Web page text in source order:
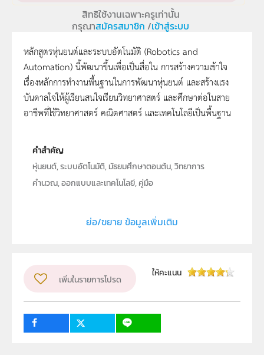
สิทธิใช้งานเฉพาะครูเท่านั้น
กรุณาสมัครสมาชิก /เข้าสู่ระบบ
หลักสูตรหุ่นยนต์และระบบอัตโนมัติ (Robotics and
Automation) นี้พัฒนาขึ้นเพื่อเป็นสื่อใน การสร้างความเข้าใจ
เรื่องหลักการทำงานพื้นฐานในการพัฒนาหุ่นยนต์ และสร้างแรง
บันดาลใจให้ผู้เรียนสนใจเรียนวิทยาศาสตร์ และศึกษาต่อในสาย
อาชีพที่ใช้วิทยาศาสตร์ คณิตศาสตร์ และเทคโนโลยีเป็นพื้นฐาน
คำสำคัญ
หุ่นยนต์, ระบบอัตโนมัติ, มัธยมศึกษาตอนต้น, วิทยาการ
คำนวณ, ออกแบบและเทคโนโลยี, คู่มือ
ฝ่ายบริหารเครือข่ายและพัฒนาครู
วิชา
อื่น ๆ
ระดับชั้น
ย่อ/ขยาย ข้อมูลเพิ่มเติม
เพิ่มในรายการโปรด
ให้คะแนน